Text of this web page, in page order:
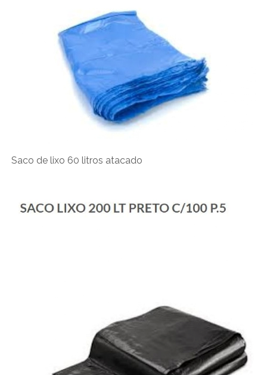
Saco de lixo 60 litros atacado